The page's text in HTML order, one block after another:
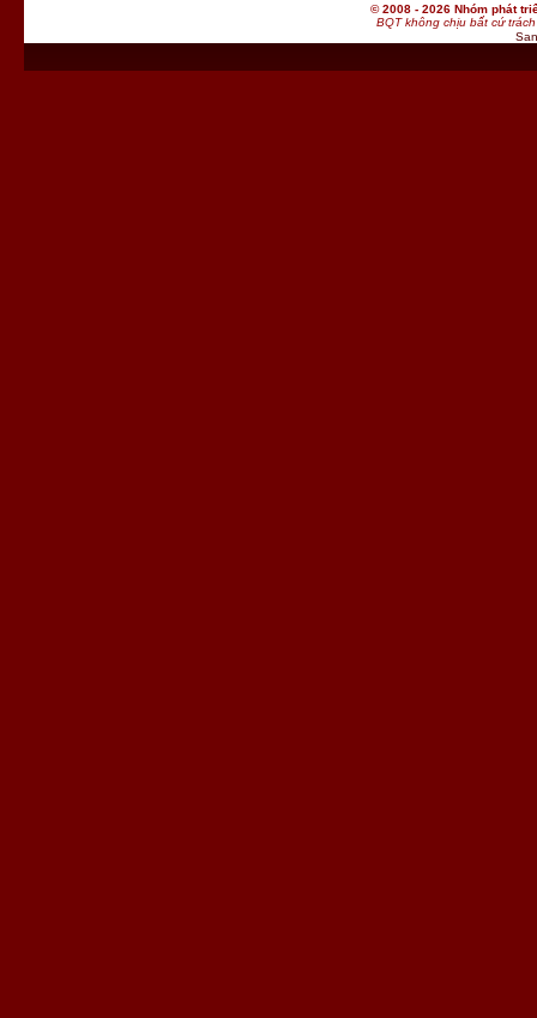
© 2008 - 2026 Nhóm phát
BQT không chịu bất cứ